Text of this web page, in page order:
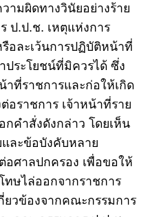
ามผิดทางวินัยอย่างร้าย
ป.ป.ช. เหตุแห่งการ
อละเว้นการปฏิบัติหน้าที่
ประโยชน์ที่มิควรได้ ซึ่ง
าที่ราชการและก่อให้เกิด
อราชการ เจ้าหน้าที่ราย
กคำสั่งดังกล่าว โดยเห็น
และข้อบังคับหลาย
อศาลปกครอง เพื่อขอให้
ทษไล่ออกจากราชการ
ยวข้องจากคณะกรรมการ